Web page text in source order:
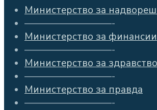
Министерство за
—————————-
Министерство за финансии
—————————-
Министерство за здравство
—————————-
Министерство за правда
—————————-